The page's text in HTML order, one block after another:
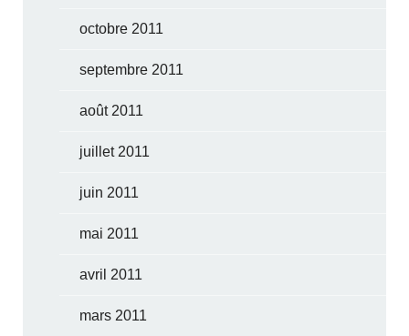
octobre 2011
septembre 2011
août 2011
juillet 2011
juin 2011
mai 2011
avril 2011
mars 2011